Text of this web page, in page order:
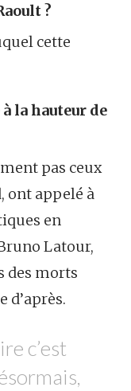
?
cette
la hauteur de
pas ceux
ont appelé à
en
Latour,
des morts
d’après.
c’est